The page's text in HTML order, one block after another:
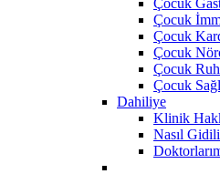
Çocuk
Çocuk
Çocuk
Çocuk Ruh
Çocuk
Dahiliye
Klinik
Nasıl